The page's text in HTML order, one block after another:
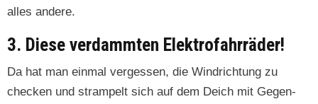
alles andere.
3. Diese verdammten Elektrofahrräder!
Da hat man ein­mal vergessen, die Win­drich­tung zu
check­en und stram­pelt sich auf dem Deich mit Gegen­